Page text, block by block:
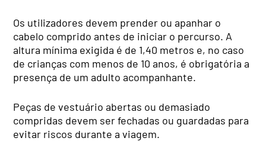
Os utilizadores devem prender ou apanhar o
cabelo comprido antes de iniciar o percurso. A
altura mínima exigida é de 1,40 metros e, no caso
de crianças com menos de 10 anos, é obrigatória a
presença de um adulto acompanhante.
Peças de vestuário abertas ou demasiado
compridas devem ser fechadas ou guardadas para
evitar riscos durante a viagem.